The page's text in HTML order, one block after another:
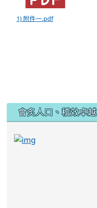
1) 附件一.pdf
會炙人口、稽效卓越